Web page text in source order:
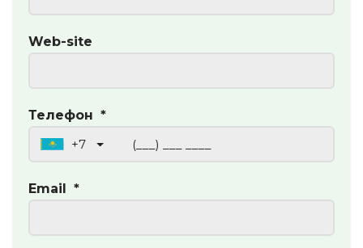
Web-site
Телефон *
+7
Email *